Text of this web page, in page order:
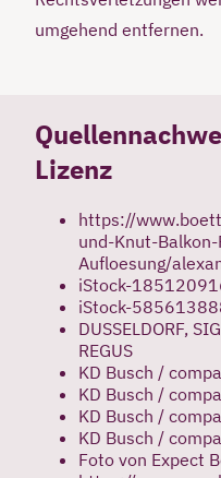
umgehend entfernen.
Lizenz
https://
und-Knut-
Aufloesung/
iStock-
iStock-
DUSSELDORF,
REGUS
KD Busch /
KD Busch /
KD Busch /
KD Busch /
Foto von Expect